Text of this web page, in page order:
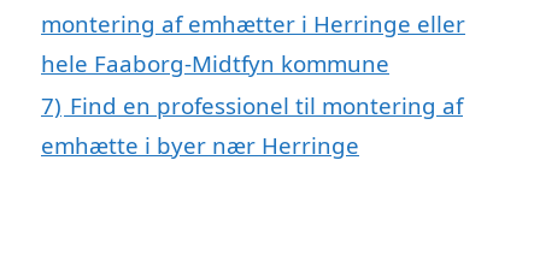
montering af emhætter i Herringe eller
hele Faaborg-Midtfyn kommune
7) Find en professionel til montering af
emhætte i byer nær Herringe